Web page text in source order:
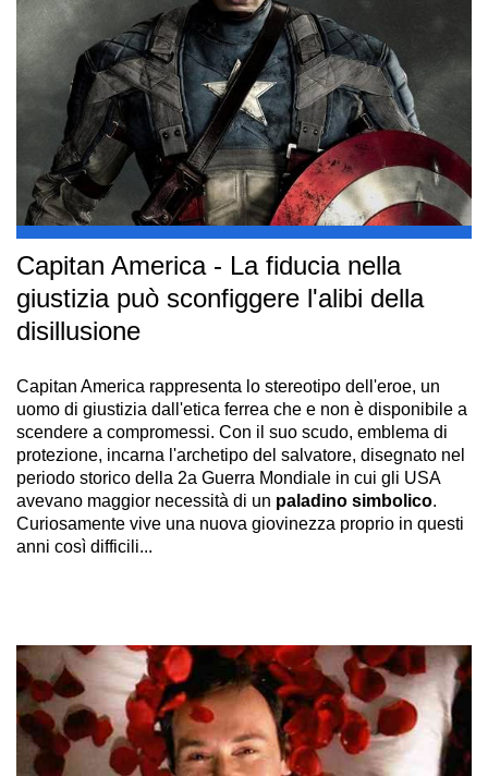
Capitan America - La fiducia nella
giustizia può sconfiggere l'alibi della
disillusione
Capitan America rappresenta lo stereotipo dell'eroe, un
uomo di giustizia dall'etica ferrea che e non è disponibile a
scendere a compromessi. Con il suo scudo, emblema di
protezione, incarna l'archetipo del salvatore, disegnato nel
periodo storico della 2a Guerra Mondiale in cui gli USA
avevano maggior necessità di un paladino simbolico.
Curiosamente vive una nuova giovinezza proprio in questi
anni così difficili...